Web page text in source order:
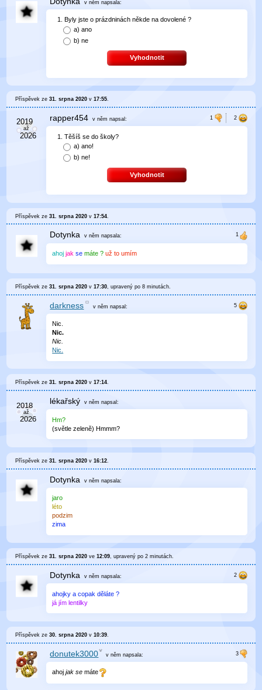
v něm napsala:
Byly jste o prázdninách někde na dovolené ?
a) ano
b) ne
Vyhodnotit
Příspěvek ze31. srpna 2020 v17:55.
rapper454 v něm napsal:
Těšíš se do školy?
a) ano!
b) ne!
Vyhodnotit
Příspěvek ze31. srpna 2020 v17:54
Dotynka v něm napsala:
ahojjaksemáte ?už to umím
Příspěvek ze31. srpna 2020 v17:30 , upravenýpo 8 minutách
darkness v němnapsal:
Nic.
Nic.
Nic.
Nic.
Příspěvek ze31. srpna 2020 v17:14.
lékařský v něm napsal:
Hm?
(světle zeleně) Hmmm?
Příspěvek ze31. srpna 2020 v16:12
Dotynka v něm napsala:
jaro
léto
podzim
zima
Příspěvek ze31. srpna 2020 ve12:09, upravenýpo 2 minutách.
Dotynka v něm napsala:
ahojky a copak děláte ?
já jím lentilky
Příspěvek ze30. srpna 2020 v10:39
donutek3000 v něm napsala:
ahojjak se máte